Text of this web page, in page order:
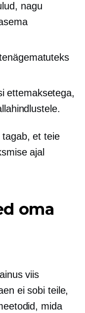
nagu
ettemaksetega,
tagab, et teie
ajal
oma
viis
ei sobi teile,
mida